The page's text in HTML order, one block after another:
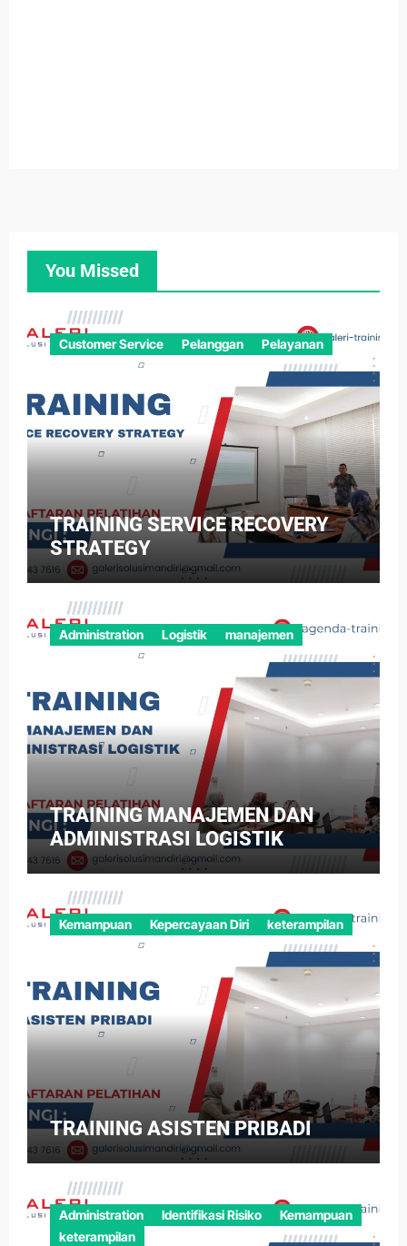
You Missed
Customer Service Pelanggan Pelayanan
TRAINING SERVICE RECOVERY
STRATEGY
Administration Logistik manajemen
TRAINING MANAJEMEN DAN
ADMINISTRASI LOGISTIK
Kemampuan Kepercayaan Diri keterampilan
TRAINING ASISTEN PRIBADI
Administration Identifikasi Risiko
Kemampuan
keterampilan